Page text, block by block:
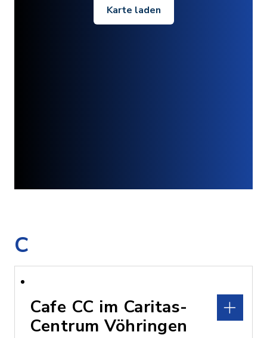
Karte laden
C
Cafe CC im Caritas-
Centrum Vöhringen